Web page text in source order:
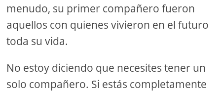
menudo, su primer compañero fueron
aquellos con quienes vivieron en el futuro
toda su vida.
No estoy diciendo que necesites tener un
solo compañero. Si estás completamente